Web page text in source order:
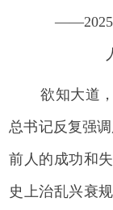
——2025
欲知大道
总书记反复强
前人的成功和
史上治乱兴衰